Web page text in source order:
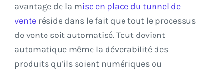
avantage de la mise en place du tunnel de
vente réside dans le fait que tout le processus
de vente soit automatisé. Tout devient
automatique même la déverabilité des
produits qu’ils soient numériques ou